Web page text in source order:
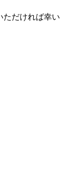
ただければ幸い